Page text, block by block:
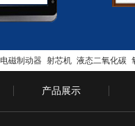
电磁制动器 射芯机 液态二氧化碳
产品展示